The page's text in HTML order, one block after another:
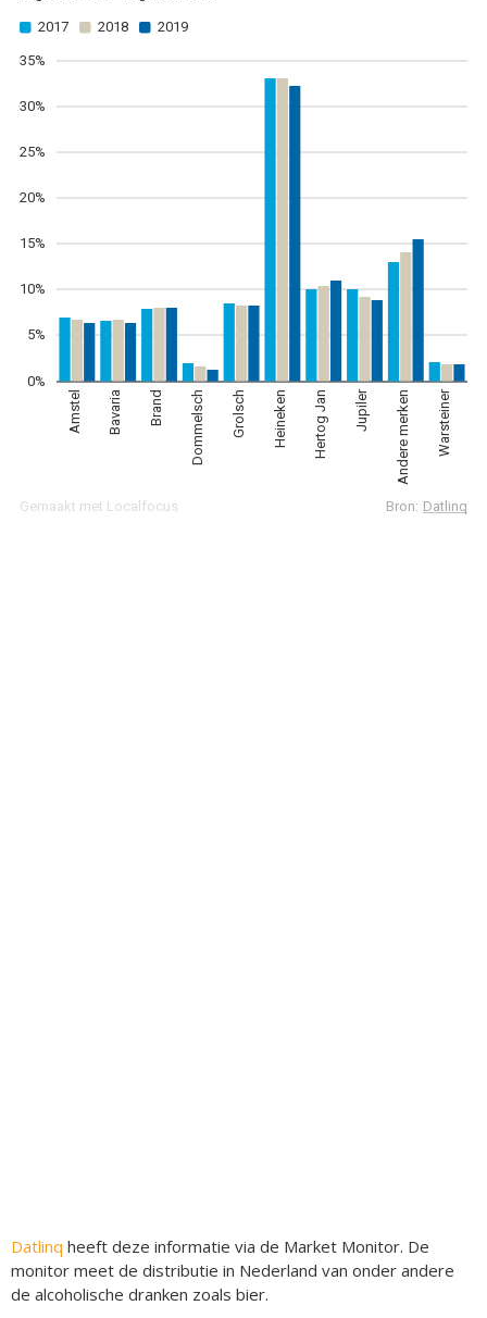
Datlinq heeft deze informatie via de Market Monitor. De
monitor meet de distributie in Nederland van onder andere
de alcoholische dranken zoals bier.